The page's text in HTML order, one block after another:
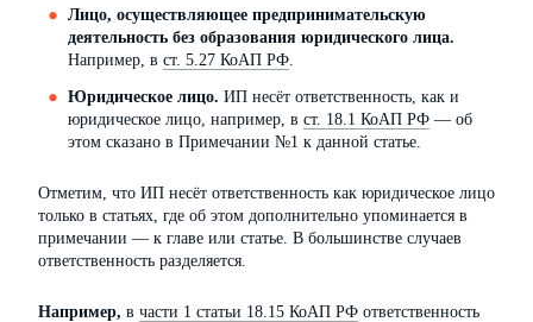
Лицо, осуществляющее предпринимательскую
деятельность без образования юридического лица.
Например, в ст. 5.27 КоАП РФ.
Юридическое лицо. ИП несёт ответственность, как и
юридическое лицо, например, в ст. 18.1 КоАП РФ — об
этом сказано в Примечании №1 к данной статье.
Отметим, что ИП несёт ответственность как юридическое лицо
только в статьях, где об этом дополнительно упоминается в
примечании — к главе или статье. В большинстве случаев
ответственность разделяется.
Например, в части 1 статьи 18.15 КоАП РФ ответственность